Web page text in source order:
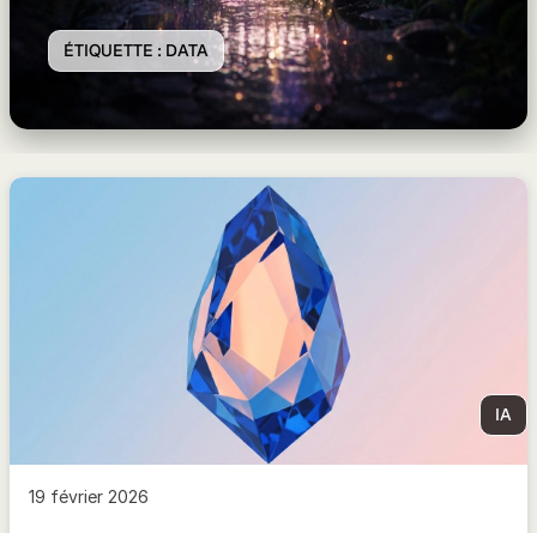
ÉTIQUETTE : DATA
IA
19 février 2026